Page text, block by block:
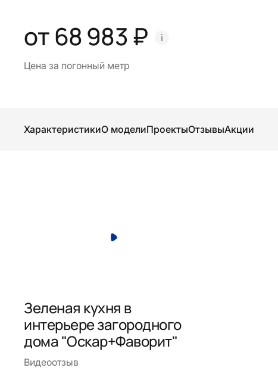
от 68 983 ₽
Цена за погонный метр
ХарактеристикиО моделиПроектыОтзывыАкции
Зеленая кухня в
интерьере загородного
дома "Оскар+Фаворит"
Видеоотзыв